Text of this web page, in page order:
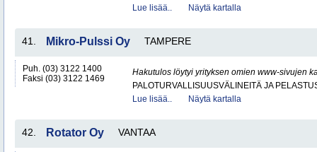
Lue lisää..
Näytä kartalla
41. Mikro-Pulssi Oy TAMPERE
Puh. (03) 3122 1400
Faksi (03) 3122 1469
Hakutulos löytyi yrityksen omien www-sivujen
PALOTURVALLISUUSVÄLINEITÄ JA
Lue lisää..
Näytä kartalla
42. Rotator Oy VANTAA